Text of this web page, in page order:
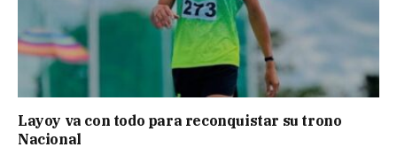
Layoy va con todo para reconquistar su trono
Nacional